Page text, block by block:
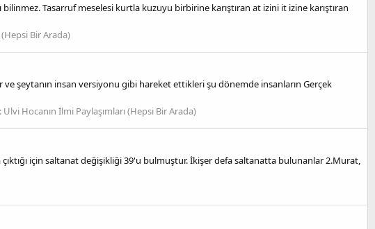
bilinmez. Tasarruf meselesi kurtla kuzuyu birbirine karıştıran at izini it izine karıştıran
(Hepsi Bir Arada)
şeytanın insan versiyonu gibi hareket ettikleri şu dönemde insanların Gerçek
Ulvi Hocanın İlmi Paylaşımları (Hepsi Bir Arada)
için saltanat değişikliği 39'u bulmuştur. İkişer defa saltanatta bulunanlar 2.Murat,